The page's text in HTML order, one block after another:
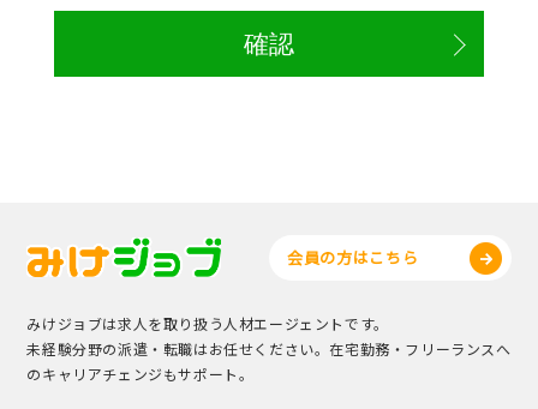
会員の方はこちら
みけジョブは求人を取り扱う人材エージェントです。
未経験分野の派遣・転職はお任せください。在宅勤務・フリーランスへ
のキャリアチェンジもサポート。